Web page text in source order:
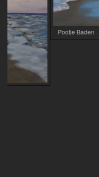
Pootje Baden